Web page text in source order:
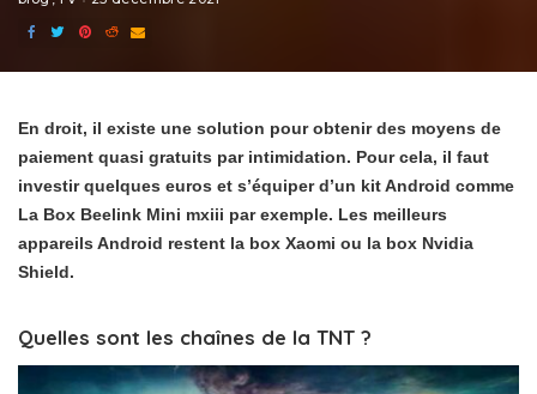
En droit, il existe une solution pour obtenir des moyens de
paiement quasi gratuits par intimidation. Pour cela, il faut
investir quelques euros et s’équiper d’un kit Android comme
La Box Beelink Mini mxiii par exemple. Les meilleurs
appareils Android restent la box Xaomi ou la box Nvidia
Shield.
Quelles sont les chaînes de la TNT ?